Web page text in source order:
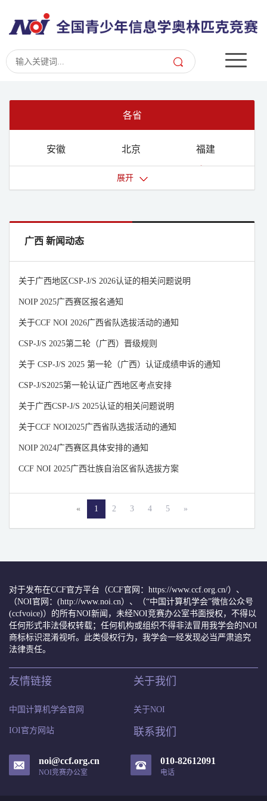
各省
安徽 北京 福建
贵州 海南 河北
湖南
山东 山西
上海 四川
新疆 浙江
宁夏 云南
香港 青海 西藏
台湾
展开
广西 新闻动态
关于广西地区CSP-J/S 2026认证的相关问题说明
NOIP 2025广西赛区报名通知
关于CCF NOI 2026广西省队选拔活动的通知
CSP-J/S 2025第二轮（广西）晋级规则
关于 CSP-J/S 2025 第一轮（广西）认证成绩申诉的通知
CSP-J/S2025第一轮认证广西地区考点安排
关于广西CSP-J/S 2025认证的相关问题说明
关于CCF NOI2025广西省队选拔活动的通知
NOIP 2024广西赛区具体安排的通知
CCF NOI 2025广西壮族自治区省队选拔方案
« 1 2 3 4 5 »
对于发布在CCF官方平台（CCF官网：https://www.ccf.org.cn/）、
（NOI官网：(http://www.noi.cn）、（“中国计算机学会”微信公众号
(ccfvoice)）的所有NOI新闻，未经NOI竞赛办公室书面授权，不得以
任何形式非法侵权转载；任何机构或组织不得非法冒用我学会的NOI
商标标识混淆视听。此类侵权行为，我学会一经发现必当严肃追究
法律责任。
友情链接
中国计算机学会官网
IOI官方网站
关于我们
关于NOI
联系我们
noi@ccf.org.cn
NOI竞赛办公室
010-82612091
电话